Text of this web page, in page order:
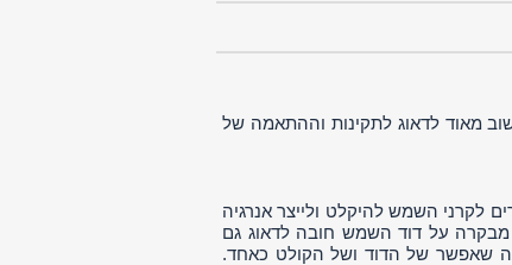
מאוד לדאוג לתקינות וההתאמה של
השמש להיקלט ולייצר אנרגיה
מבקרה על דוד השמש חובה לדאוג גם
שאפשר של הדוד ושל הקולט כאחד.